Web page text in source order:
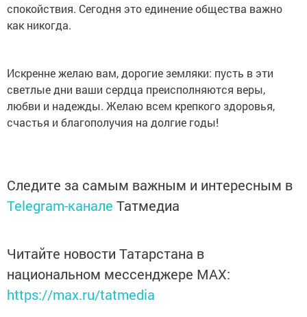
спокойствия. Сегодня это единение общества важно
как никогда.
Искренне желаю вам, дорогие земляки: пусть в эти
светлые дни ваши сердца преисполняются веры,
любви и надежды. Желаю всем крепкого здоровья,
счастья и благополучия на долгие годы!
Следите за самым важным и интересным в
Telegram-канале Татмедиа
Читайте новости Татарстана в
национальном мессенджере MАХ:
https://max.ru/tatmedia